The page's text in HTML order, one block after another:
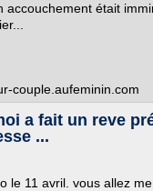
accouchement était
couple.aufeminin.com
a fait un reve
...
le 11 avril. vous allez